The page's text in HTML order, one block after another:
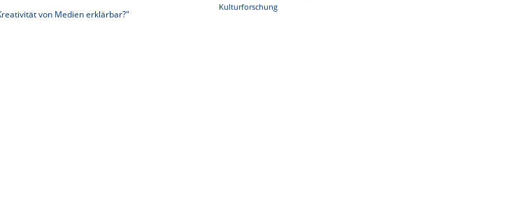
von Medien erklärbar?"
Kulturforschung